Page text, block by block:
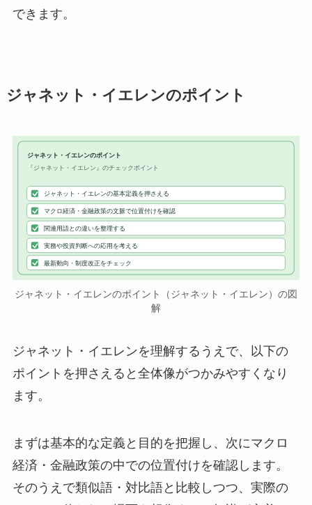
できます。
ジャネット・イエレンのポイント
ジャネット・イエレンのポイント
『ジャネット・イエレン』のチェックポイント
ジャネット・イエレンの基本定義を押さえる
マクロ経済・金融政策の文脈で位置付けを確認
関連用語との違いを整理する
実務や投資判断への応用を考える
最新動向・制度改正をチェック
ジャネット・イエレンのポイント（ジャネット・イエレン）の図
解
ジャネット・イエレンを理解するうえで、以下の
ポイントを押さえると全体像がつかみやすくなり
ます。
まずは基本的な定義と目的を把握し、次にマクロ
経済・金融政策の中での位置付けを確認します。
そのうえで類似語・対比語と比較しつつ、実際の